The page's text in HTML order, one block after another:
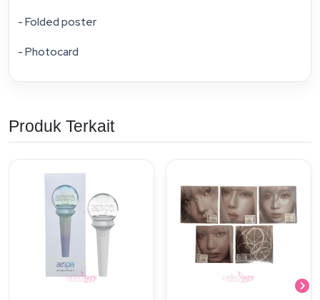
- Folded poster
- Photocard
Produk Terkait